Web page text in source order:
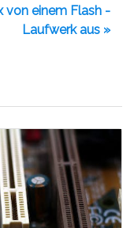
von einem Flash -
Laufwerk aus »